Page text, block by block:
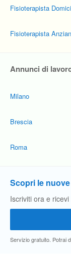
Fisioterapista
Fisioterapista
Annunci di
Milano
Brescia
Roma
Scopri le
Iscriviti ora e
Servizio gratuito. Potrai